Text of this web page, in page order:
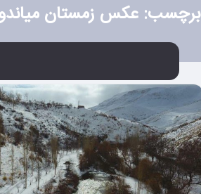
برچسب: عکس زمستان